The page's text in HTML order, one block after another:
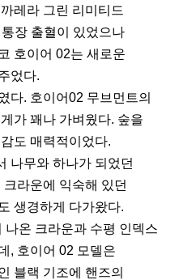
레라 그린 리미티드
장 출혈이 있었으나
호이어 02는 새로운
었다.
다. 호이어02 무브먼트의
가 꽤나 가벼웠다. 숲을
도 매력적이었다.
나무와 하나가 되었던
라운에 익숙해 있던
생경하게 다가왔다.
나온 크라운과 수평 인덱스
, 호이어 02 모델은
블랙 기조에 핸즈의